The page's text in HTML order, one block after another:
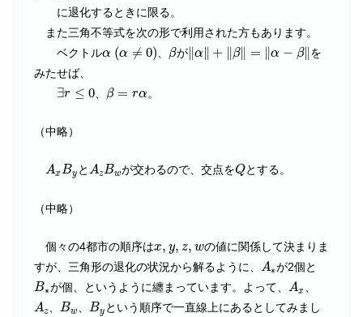
に退化するときに限る。
また三角不等式を次の形で利用された方もあります。
ベクトルα (α ≠ 0)
( 0 )
β
βが∥α∥ + ∥β∥ = ∥α − β∥
‖α ‖+ ‖ β‖ =‖ β
を
みたせば、
∃r ≤ 0
∃ 0 β = rα
β 。
（中略）
AxBy
A By とAzBw
A Bw が交わるので、交点をQ
Qとする。
（中略）
個々の4都市の順序はx, y, z, w
x y, z,w の値に関係して決まりま
すが、三角形の退化の状況から解るように、 A∗
A ∗
が2個と
B∗
B∗が個、というように纏まっています。よって、 Ax
A
Az
A Bw
Bw By
By という順序で一直線上にあるとしてみまし